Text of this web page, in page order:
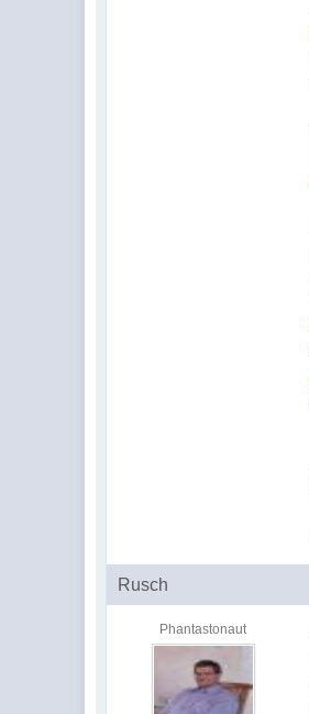
Rusch
Phantastonaut